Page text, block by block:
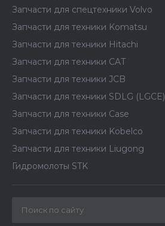
Запчасти для спецтехники Volvo
Запчасти для техники Komatsu
Запчасти для техники Hitachi
Запчасти для техники CAT
Запчасти для техники JCB
Запчасти для техники SDLG (LGCE)
Запчасти для техники Case
Запчасти для техники Kobelco
Запчасти для техники Liugong
Гидромолоты STK